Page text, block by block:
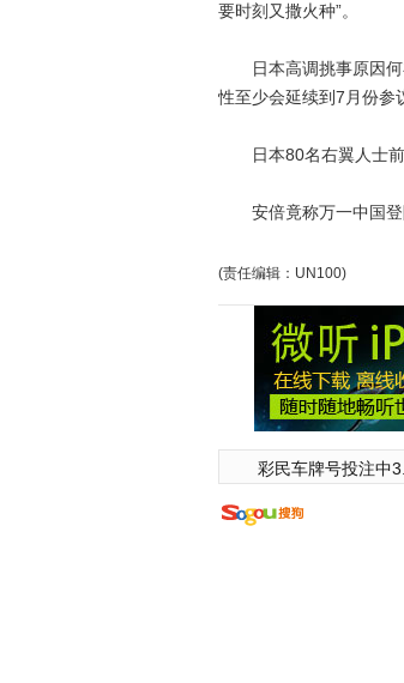
要时刻又撒火种”。
日本高调挑事原因何
性至少会延续到7月份参
日本80名右翼人士前
安倍竟称万一中国登
(责任编辑：UN100)
彩民车牌号投注中